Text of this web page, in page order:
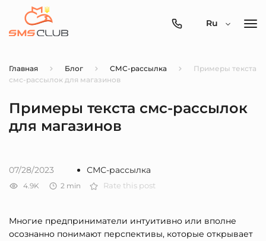
0800-
Ru
Главная Блог СМС-рассылка
Примеры текста
смс-рассылок для магазинов
Примеры текста смс-рассылок
для магазинов
07/28/2023 СМС-рассылка
4.9K 2 min Rate this post
Многие предприниматели интуитивно или вполне
осознанно понимают перспективы, которые открывает